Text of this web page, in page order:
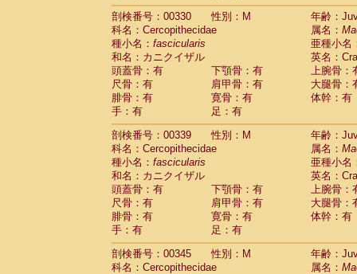
剖検番号：00330
性別：M
年齢：
科名：Cercopithecidae
属名：
種小名： fascicularis
亜種小名
和名：カニクイザル
英名：
頭蓋骨：有
下顎骨：有
上腕骨：
尺骨：有
肩甲骨：有
大腿骨：
腓骨：有
寛骨：有
体幹：有
手：有
足：有
剖検番号：00339
性別：M
年齢：
科名：Cercopithecidae
属名：
種小名： fascicularis
亜種小名
和名：カニクイザル
英名：
頭蓋骨：有
下顎骨：有
上腕骨：
尺骨：有
肩甲骨：有
大腿骨：
腓骨：有
寛骨：有
体幹：有
手：有
足：有
剖検番号：00345
性別：M
年齢：
科名：Cercopithecidae
属名：